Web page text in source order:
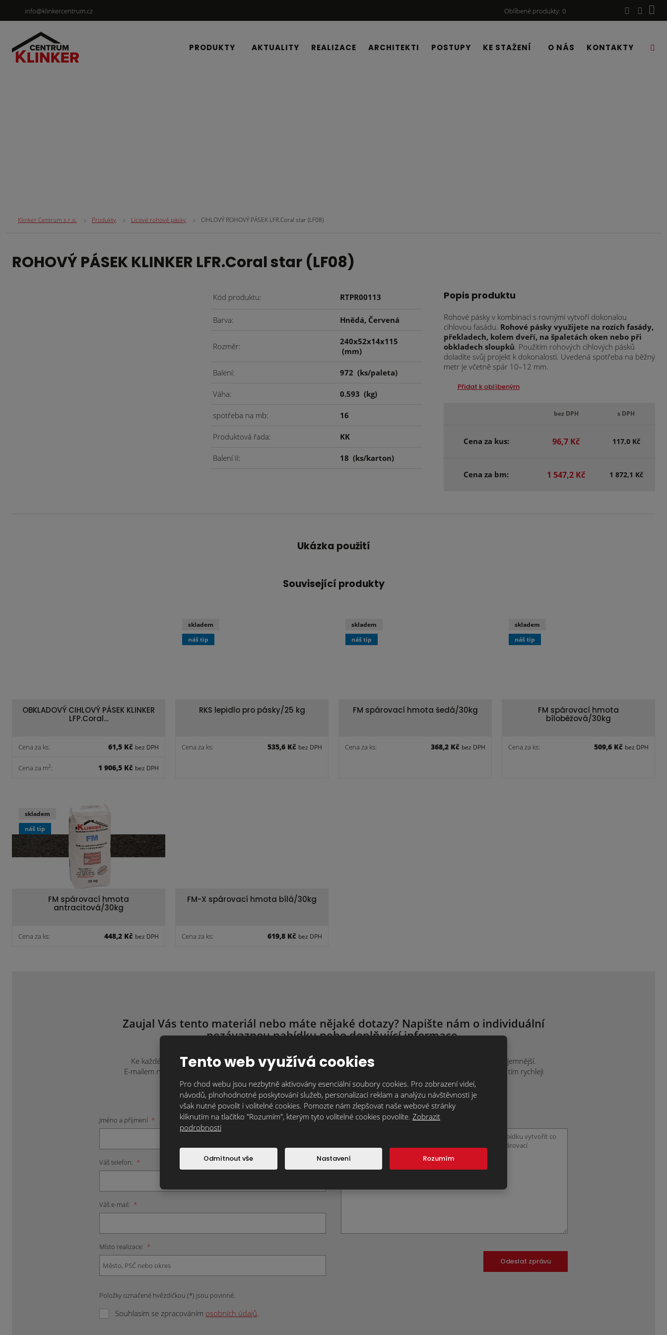
info@klinkercentrum.cz Oblíbené produkty 0
PRODUKTY AKTUALITY REALIZACE ARCHITEKTI POSTUPY KE STAŽENÍ O NÁS KONTAKTY
Klinker Centrum s.r.o. Produkty Lícové rohové pásky CIHLOVÝ ROHOVÝ PÁSEK LFR.Coral star (LF08)
ROHOVÝ PÁSEK KLINKER LFR.Coral star (LF08)
Kód produktu RTPR00113
Barva Hnědá, Červená
Rozměr
240x52x14x115
(mm)
Balení 972(ks/paleta)
Váha 0.593(kg)
spotřeba na mb 16
Produktová řada KK
Balení II 18(ks/karton)
Popis produktu
Rohové pásky v kombinaci s rovnými vytvoří dokonalou
cihlovou fasádu. Rohové pásky využijete na rozích fasády,
překladech, kolem dveří, na špaletách oken nebo při
obkladech sloupků. Použitím rohových cihlových pásků
doladíte svůj projekt k dokonalosti. Uvedená spotřeba na běžný
metr je včetně spár 10–12 mm.
Přidat k oblíbeným
bez DPH s DPH
Cena za kus: 96,7 Kč 117,0 Kč
Cena za bm: 1 547,2 Kč 1 872,1 Kč
Ukázka použití
Související produkty
OBKLADOVÝ CIHLOVÝ PÁSEK KLINKER
LFP.Coral…
Cena za ks: 61,5 Kč bez DPH
Cena za m2: 1 906,5 Kč bez DPH
RKS lepidlo pro pásky/25 kg
Cena za ks: 535,6 Kč bez DPH
skladem
náš tip
FM spárovací hmota šedá/30kg
Cena za ks: 368,2 Kč bez DPH
skladem
náš tip
FM spárovací hmota
bílobéžová/30kg
Cena za ks: 509,6 Kč bez DPH
skladem
náš tip
FM spárovací hmota
antracitová/30kg
Cena za ks: 448,2 Kč bez DPH
skladem
náš tip
FM-X spárovací hmota bílá/30kg
Cena za ks: 619,8 Kč bez DPH
Zaujal Vás tento materiál nebo máte nějaké dotazy? Napište nám o individuální
nezávaznou nabídku nebo doplňující informace.
Ke každému projektu přistupujeme individuálně, protože každý je originál. Kontaktujte nás tak, jak je vám to nejpříjemnější.
E-mailem na
nebo přes kontaktní formulář. Čím více informací nám o svém projektu sdělíte, tím rychleji
Vám můžeme připravit nabídku nebo zodpovědět Vaše dotazy.
Jméno a příjmení *
Váš telefon: *
Váš e-mail: *
Místo realizace: *
Položky označené hvězdičkou (*) jsou povinné.
Souhlasím se zpracováním osobních údajů.
Text zprávy *
Odeslat zprávu
Tento web využívá cookies
Pro chod webu jsou nezbytně aktivovány esenciální soubory cookies. Pro zobrazení videí,
návodů, plnohodnotné poskytování služeb, personalizaci reklam a analýzu návštěvnosti je
však nutné povolit i volitelné cookies. Pomozte nám zlepšovat naše webové stránky
kliknutím na tlačítko "Rozumím", kterým tyto volitelné cookies povolíte. Zobrazit
podrobnosti
Odmítnout vše Nastavení Rozumím